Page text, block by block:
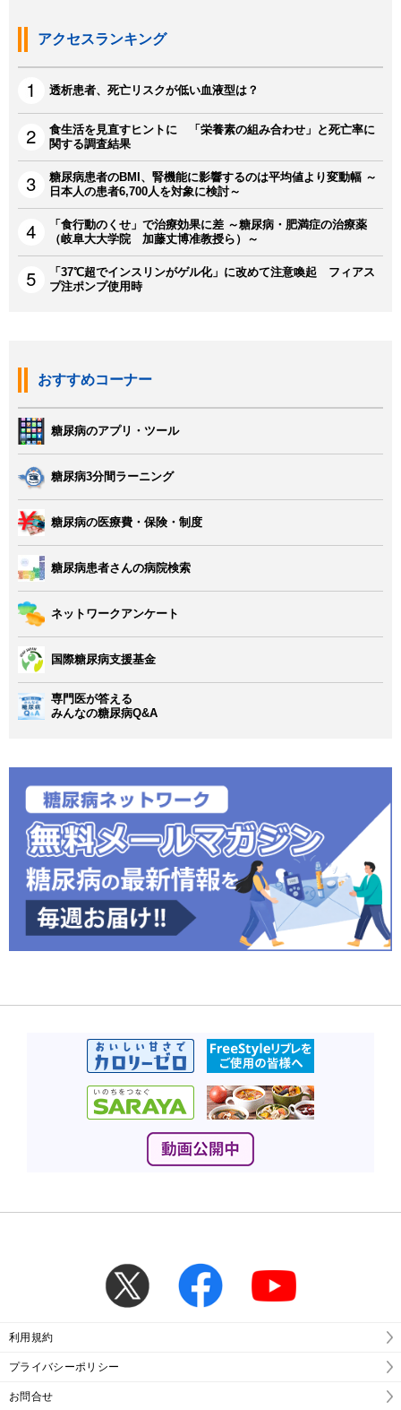
アクセスランキング
透析患者、死亡リスクが低い血液型は？
食生活を見直すヒントに 「栄養素の組み合わせ」と死亡率に
関する調査結果
糖尿病患者のBMI、腎機能に影響するのは平均値より変動幅 ～
日本人の患者6,700人を対象に検討～
「食行動のくせ」で治療効果に差 ～糖尿病・肥満症の治療薬
（岐阜大大学院 加藤丈博准教授ら）～
「37℃超でインスリンがゲル化」に改めて注意喚起 フィアス
プ注ポンプ使用時
おすすめコーナー
糖尿病のアプリ・ツール
糖尿病3分間ラーニング
糖尿病の医療費・保険・制度
糖尿病患者さんの病院検索
ネットワークアンケート
国際糖尿病支援基金
専門医が答える
みんなの糖尿病Q&A
利用規約
プライバシーポリシー
お問合せ